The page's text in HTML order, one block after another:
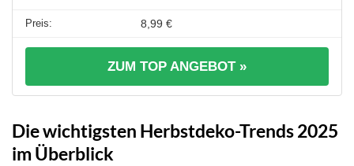
8,99 €
ZUM TOP ANGEBOT »
Die wichtigsten Herbstdeko-Trends 2025
im Überblick